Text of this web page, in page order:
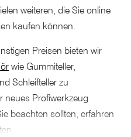
weiteren, die Sie online
kaufen können.
Preisen bieten wir
wie Gummiteller,
Schleifteller zu
neues Profiwerkzeug
beachten sollten, erfahren